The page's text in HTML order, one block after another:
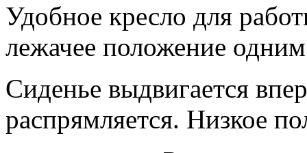
Удобное кресло для
лежачее положение
Сиденье выдвигается
распрямляется. Низкое